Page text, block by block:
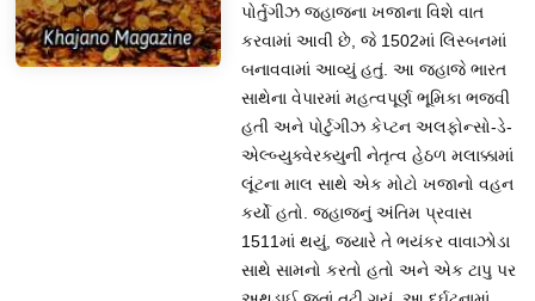
પોર્તુગીઝ જહાજના ખજાના વિશે વાત
કરવામાં આવી છે, જે 1502માં લિસ્બનમાં
બનાવવામાં આવ્યું હતું. આ જહાજે ભારત
સાથેના વેપારમાં મહત્વપૂર્ણ ભૂમિકા ભજવી
હતી અને પોર્ટુગીઝ કેપ્ટન અલફોન્સો-ડે-
એલ્બ્યુક્વેરક્યુની નેતૃત્વ હેઠળ મલાક્કામાં
લૂંટના માલ સાથે એક મોટો ખજાનો વહન
કર્યો હતો. જહાજનું અંતિમ પ્રવાસ
1511માં થયું, જ્યારે તે ભયંકર વાવાઝોડા
સાથે સામનો કરતો હતો અને એક ટાપુ પર